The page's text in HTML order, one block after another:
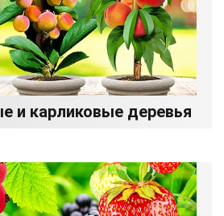
и карликовые деревья